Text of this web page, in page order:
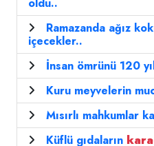
oldu..
Ramazanda ağız
içecekler..
İnsan ömrünü 120
Kuru meyvelerin
Mısırlı mahkumlar
Küflü gıdaların